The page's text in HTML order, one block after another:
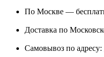
По Москве —
Доставка по
Самовывоз по адресу: